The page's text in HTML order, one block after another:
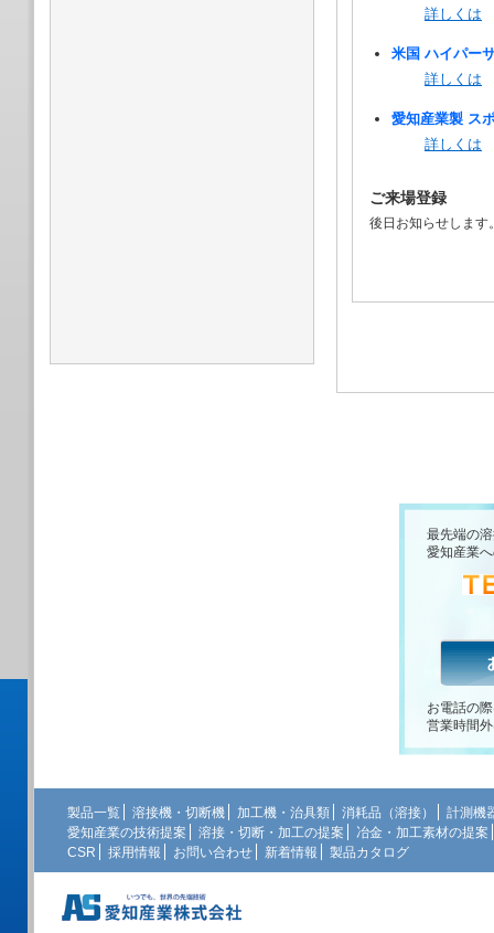
詳しくは
米国 ハイパー
詳しくは
愛知産業製 ス
詳しくは
ご来場登録
後日お知らせします
最先端の
愛知産業
お電話の
営業時間
製品一覧 溶接機・切断機 加工機・治具類 消耗品（溶接）
計測機
愛知産業の技術提案
溶接・切断・加工の提案
冶金・加工素材の提案
CSR
採用情報 お問い合わせ 新着情報 製品カタログ